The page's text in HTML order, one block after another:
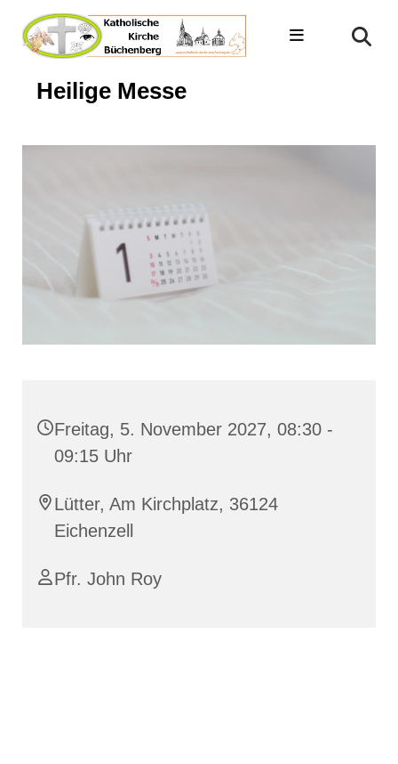
Heilige Messe
Freitag, 5. November 2027, 08:30 -
09:15 Uhr
Lütter, Am Kirchplatz, 36124
Eichenzell
Pfr. John Roy